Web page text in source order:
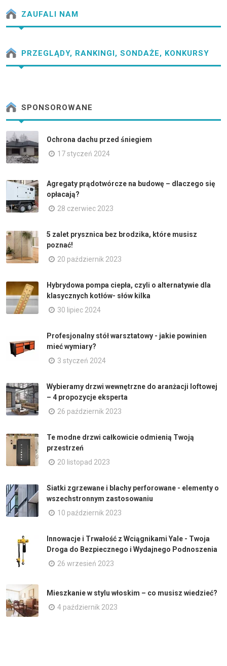
ZAUFALI NAM
PRZEGLĄDY, RANKINGI, SONDAŻE, KONKURSY
SPONSOROWANE
Ochrona dachu przed śniegiem
17 styczeń 2024
Agregaty prądotwórcze na budowę – dlaczego się
opłacają?
28 czerwiec 2023
5 zalet prysznica bez brodzika, które musisz
poznać!
20 październik 2023
Hybrydowa pompa ciepła, czyli o alternatywie dla
klasycznych kotłów- słów kilka
30 lipiec 2024
Profesjonalny stół warsztatowy - jakie powinien
mieć wymiary?
3 styczeń 2024
Wybieramy drzwi wewnętrzne do aranżacji loftowej
– 4 propozycje eksperta
26 październik 2023
Te modne drzwi całkowicie odmienią Twoją
przestrzeń
20 listopad 2023
Siatki zgrzewane i blachy perforowane - elementy o
wszechstronnym zastosowaniu
10 październik 2023
Innowacje i Trwałość z Wciągnikami Yale - Twoja
Droga do Bezpiecznego i Wydajnego Podnoszenia
26 wrzesień 2023
Mieszkanie w stylu włoskim – co musisz wiedzieć?
4 październik 2023